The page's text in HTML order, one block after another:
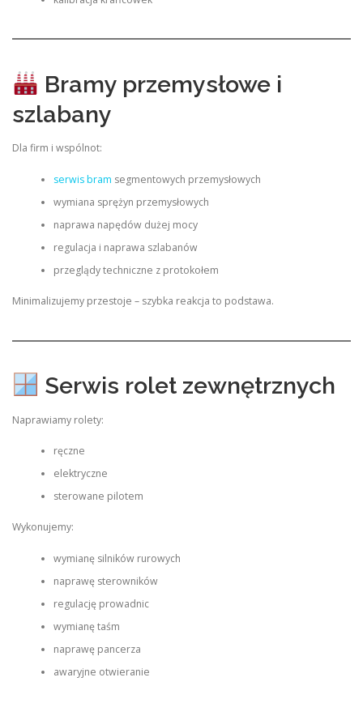
Bramy przemysłowe i
szlabany
Dla firm i wspólnot:
serwis bram segmentowych przemysłowych
wymiana sprężyn przemysłowych
naprawa napędów dużej mocy
regulacja i naprawa szlabanów
przeglądy techniczne z protokołem
Minimalizujemy przestoje – szybka reakcja to podstawa.
Serwis rolet zewnętrznych
Naprawiamy rolety:
ręczne
elektryczne
sterowane pilotem
Wykonujemy:
wymianę silników rurowych
naprawę sterowników
regulację prowadnic
wymianę taśm
naprawę pancerza
awaryjne otwieranie